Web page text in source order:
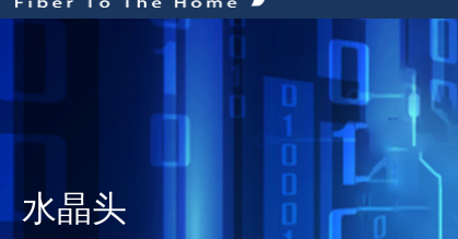
水晶头